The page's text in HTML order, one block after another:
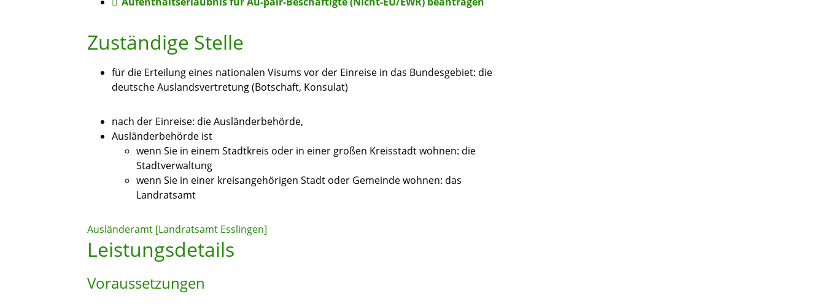
Zuständige Stelle
für die Erteilung eines nationalen Visums vor der Einreise in das Bundesgebiet: die
deutsche Auslandsvertretung (Botschaft, Konsulat)
nach der Einreise: die Ausländerbehörde,
Ausländerbehörde ist
wenn Sie in einem Stadtkreis oder in einer großen Kreisstadt wohnen: die
Stadtverwaltung
wenn Sie in einer kreisangehörigen Stadt oder Gemeinde wohnen: das
Landratsamt
Ausländeramt [Landratsamt Esslingen]
Leistungsdetails
Voraussetzungen